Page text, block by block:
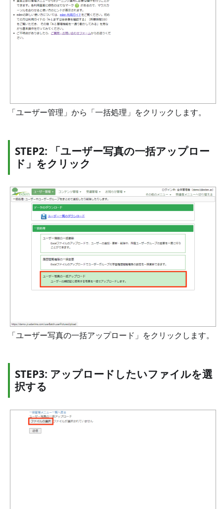
「ユーザー管理」から「一括処理」をクリックします。
STEP2: 「ユーザー写真の一括アップロー
ド」をクリック
「ユーザー写真の一括アップロード」をクリックします。
STEP3: アップロードしたいファイルを選
択する